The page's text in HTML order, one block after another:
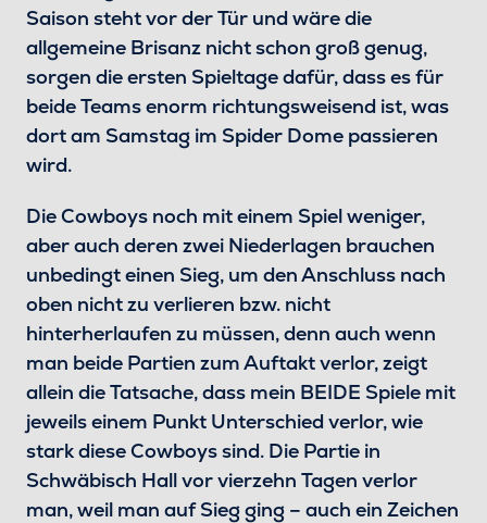
Saison steht vor der Tür und wäre die
allgemeine Brisanz nicht schon groß genug,
sorgen die ersten Spieltage dafür, dass es für
beide Teams enorm richtungsweisend ist, was
dort am Samstag im Spider Dome passieren
wird.
Die Cowboys noch mit einem Spiel weniger,
aber auch deren zwei Niederlagen brauchen
unbedingt einen Sieg, um den Anschluss nach
oben nicht zu verlieren bzw. nicht
hinterherlaufen zu müssen, denn auch wenn
man beide Partien zum Auftakt verlor, zeigt
allein die Tatsache, dass mein BEIDE Spiele mit
jeweils einem Punkt Unterschied verlor, wie
stark diese Cowboys sind. Die Partie in
Schwäbisch Hall vor vierzehn Tagen verlor
man, weil man auf Sieg ging – auch ein Zeichen